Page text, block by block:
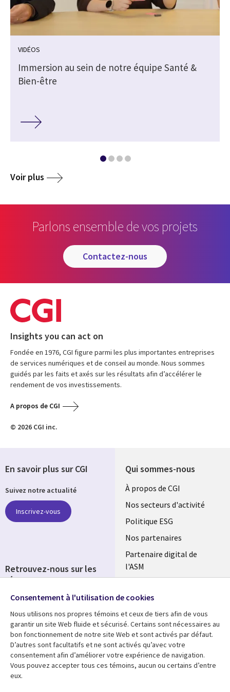
VIDÉOS
Immersion au sein de notre équipe Santé &
Bien-être
Voir plus
Parlons ensemble de vos projets
contactez-nous
Insights you can act on
Fondée en 1976, CGI figure parmi les plus importantes entreprises
de services numériques et de conseil au monde. Nous sommes
guidés par les faits et axés sur les résultats afin d’accélérer le
rendement de vos investissements.
A propos de CGI
© 2026 CGI inc.
Qui sommes-nous
Useful
links
FRANCE
À propos de CGI
Nos secteurs d'activité
Politique ESG
Nos partenaires
Partenaire digital de
l'ASM
Fusions
Ressources
Library
Links
Articles
Blog
Support
Legal
Accessibilité
En savoir plus sur CGI
Suivez notre actualité
Inscrivez-vous
Retrouvez-nous sur les
réseaux
Social
Media
FRANCE
Consentement à l'utilisation de cookies
Nous utilisons nos propres témoins et ceux de tiers afin de vous
garantir un site Web fluide et sécurisé. Certains sont nécessaires au
bon fonctionnement de notre site Web et sont activés par défaut.
D’autres sont facultatifs et ne sont activés qu’avec votre
consentement afin d’améliorer votre expérience de navigation.
Vous pouvez accepter tous ces témoins, aucun ou certains d’entre
eux.